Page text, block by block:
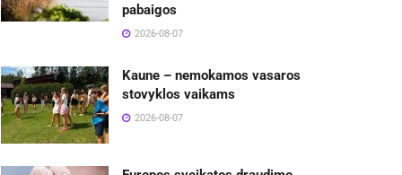
pabaigos
2026-08-07
Kaune – nemokamos vasaros
stovyklos vaikams
2026-08-07